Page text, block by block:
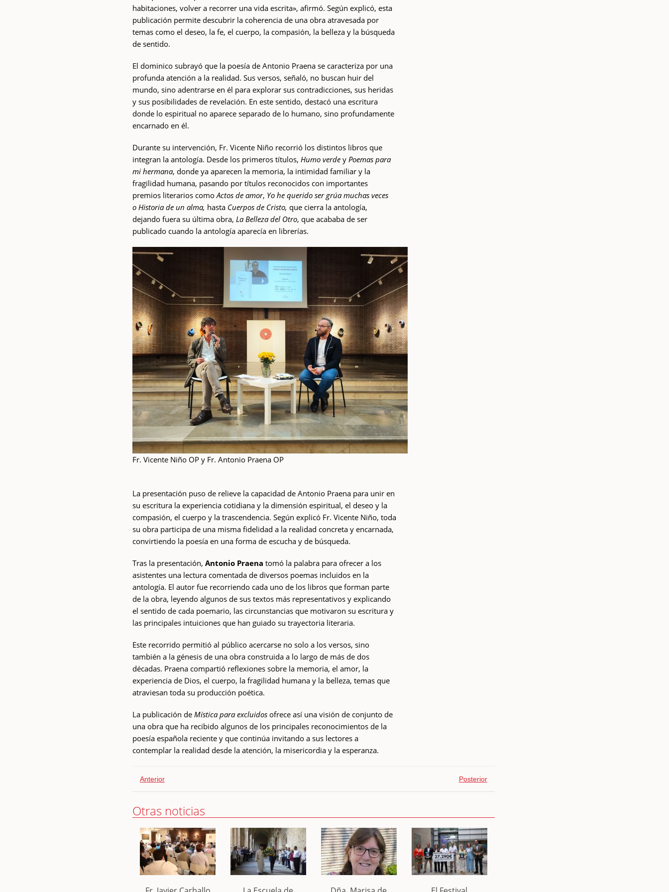
habitaciones, volver a recorrer una vida escrita», afirmó. Según explicó, esta
publicación permite descubrir la coherencia de una obra atravesada por
temas como el deseo, la fe, el cuerpo, la compasión, la belleza y la búsqueda
de sentido.
El dominico subrayó que la poesía de Antonio Praena se caracteriza por una
profunda atención a la realidad. Sus versos, señaló, no buscan huir del
mundo, sino adentrarse en él para explorar sus contradicciones, sus heridas
y sus posibilidades de revelación. En este sentido, destacó una escritura
donde lo espiritual no aparece separado de lo humano, sino profundamente
encarnado en él.
Durante su intervención, Fr. Vicente Niño recorrió los distintos libros que
integran la antología. Desde los primeros títulos, Humo verde y Poemas para
mi hermana, donde ya aparecen la memoria, la intimidad familiar y la
fragilidad humana, pasando por títulos reconocidos con importantes
premios literarios comoActos de amor, Yo he querido ser grúa muchas veces
o Historia de un alma, hasta Cuerpos de Cristo,que cierra la antología,
dejando fuera su última obra, La Belleza del Otro, que acababa de ser
publicado cuando la antología aparecía en librerías.
Fr. Vicente Niño OP y Fr. Antonio Praena OP
La presentación puso de relieve la capacidad de Antonio Praena para unir en
su escritura la experiencia cotidiana y la dimensión espiritual, el deseo y la
compasión, el cuerpo y la trascendencia. Según explicó Fr. Vicente Niño, toda
su obra participa de una misma fidelidad a la realidad concreta y encarnada,
convirtiendo la poesía en una forma de escucha y de búsqueda.
Tras la presentación,Antonio Praena tomó la palabra para ofrecer a los
asistentes una lectura comentada de diversos poemas incluidos en la
antología. El autor fue recorriendo cada uno de los libros que forman parte
de la obra, leyendo algunos de sus textos más representativos y explicando
el sentido de cada poemario, las circunstancias que motivaron su escritura y
las principales intuiciones que han guiado su trayectoria literaria.
Este recorrido permitió al público acercarse no solo a los versos, sino
también a la génesis de una obra construida a lo largo de más de dos
décadas. Praena compartió reflexiones sobre la memoria, el amor, la
experiencia de Dios, el cuerpo, la fragilidad humana y la belleza, temas que
atraviesan toda su producción poética.
La publicación deMística para excluidos ofrece así una visión de conjunto de
una obra que ha recibido algunos de los principales reconocimientos de la
poesía española reciente y que continúa invitando a sus lectores a
contemplar la realidad desde la atención, la misericordia y la esperanza.
Anterior Posterior
Otras noticias